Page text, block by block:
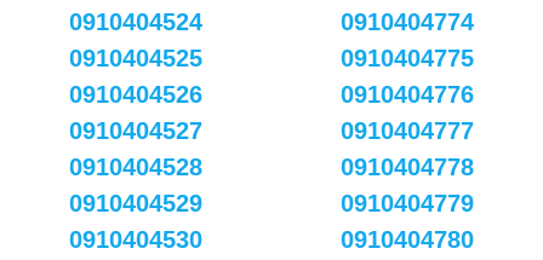
0910404524
0910404525
0910404526
0910404527
0910404528
0910404529
0910404530
0910404774
0910404775
0910404776
0910404777
0910404778
0910404779
0910404780